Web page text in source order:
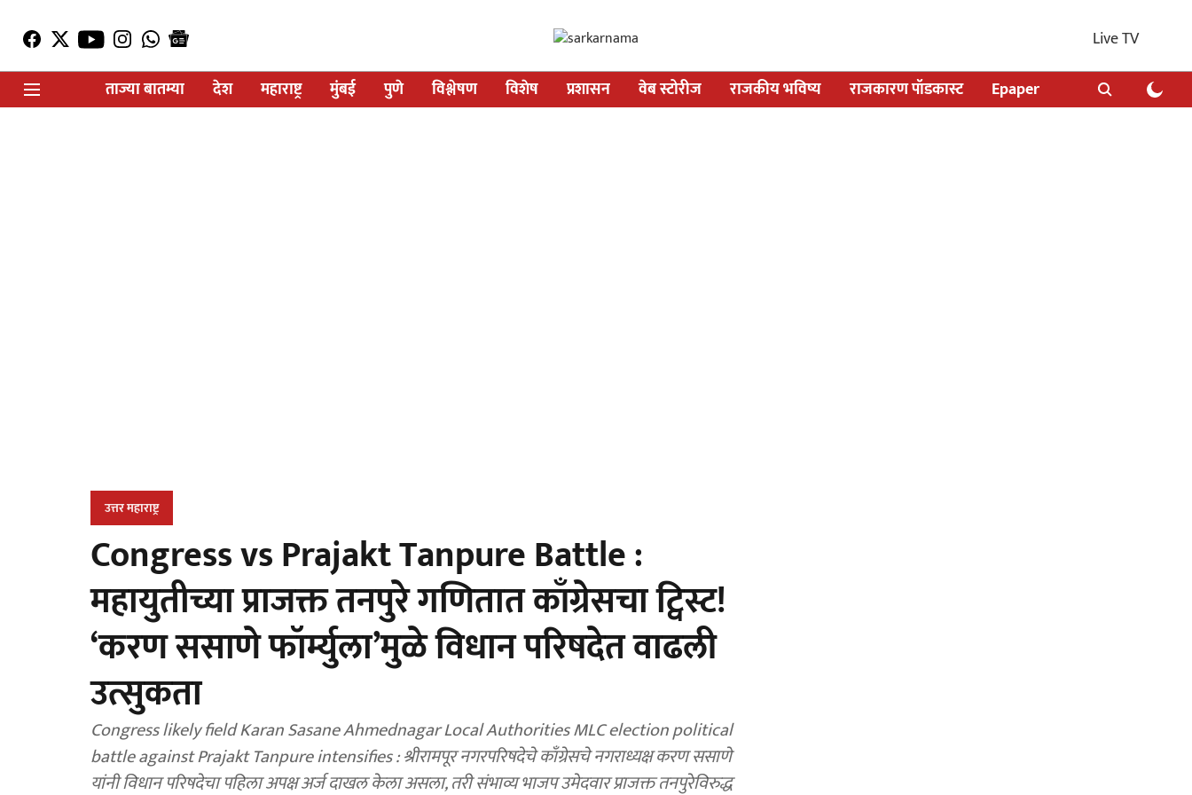
Live TV
ताज्या बातम्या
देश महाराष्ट्र मुंबई पुणे विश्लेषण विशेष प्रशासन वेब स्टोरीज राजकीय भविष्य राजकारण पॉडकास्ट Epaper
उत्तर महाराष्ट्र
Congress vs Prajakt Tanpure Battle :
महायुतीच्या प्राजक्त तनपुरे गणितात काँग्रेसचा ट्विस्ट!
‘करण ससाणे फॉर्म्युला’मुळे विधान परिषदेत वाढली
उत्सुकता
Congress likely field Karan Sasane Ahmednagar Local Authorities MLC election political
battle against Prajakt Tanpure intensifies : श्रीरामपूर नगरपरिषदेचे काँग्रेसचे नगराध्यक्ष करण ससाणे
यांनी विधान परिषदेचा पहिला अपक्ष अर्ज दाखल केला असला, तरी संभाव्य भाजप उमेदवार प्राजक्त तनपुरेविरुद्ध